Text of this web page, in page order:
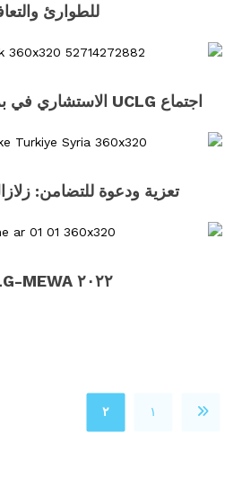
للطوارئ
اجتماع UCLG الاستشاري في برشلونة لعام ٢٠٢٣
تعزية ودعوة للتضامن:
٢٠٢٢ UCLG-MEWA
١ ٢